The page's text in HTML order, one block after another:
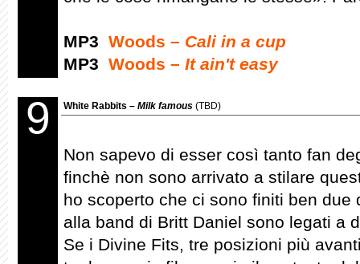
MP3 Woods – Cali in a cup
MP3 Woods – It ain't easy
9 White Rabbits – Milk famous (TBD)
Non sapevo di esser così tanto fan
finchè non sono arrivato a stilare
ho scoperto che ci sono finiti ben due
alla band di Britt Daniel sono legati a
Se i Divine Fits, tre posizioni più